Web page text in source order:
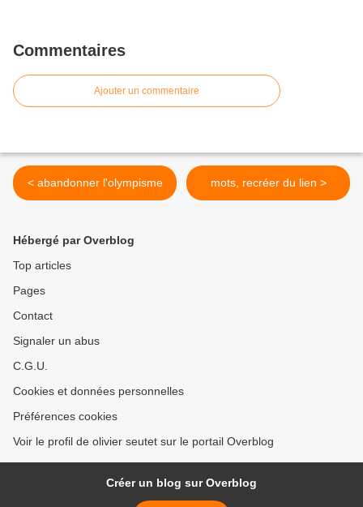
Commentaires
Ajouter un commentaire
< abandonner l'olympisme mots, recréer du lien >
Hébergé par Overblog
Top articles
Pages
Contact
Signaler un abus
C.G.U.
Cookies et données personnelles
Préférences cookies
Voir le profil de olivier seutet sur le portail Overblog
Créer un blog sur Overblog